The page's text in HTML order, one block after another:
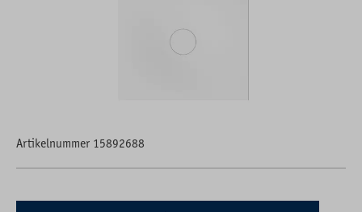
Artikelnummer 15892688